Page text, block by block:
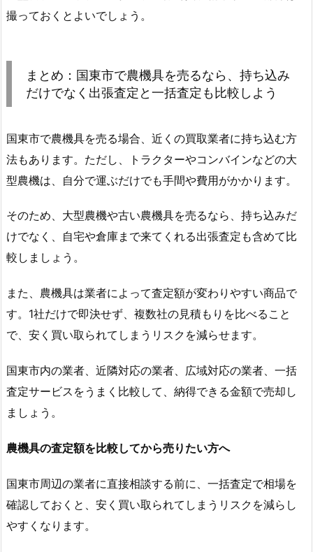
撮っておくとよいでしょう。
まとめ：国東市で農機具を売るなら、持ち込み
だけでなく出張査定と一括査定も比較しよう
国東市で農機具を売る場合、近くの買取業者に持ち込む方
法もあります。ただし、トラクターやコンバインなどの大
型農機は、自分で運ぶだけでも手間や費用がかかります。
そのため、大型農機や古い農機具を売るなら、持ち込みだ
けでなく、自宅や倉庫まで来てくれる出張査定も含めて比
較しましょう。
また、農機具は業者によって査定額が変わりやすい商品で
す。1社だけで即決せず、複数社の見積もりを比べること
で、安く買い取られてしまうリスクを減らせます。
国東市内の業者、近隣対応の業者、広域対応の業者、一括
査定サービスをうまく比較して、納得できる金額で売却し
ましょう。
農機具の査定額を比較してから売りたい方へ
国東市周辺の業者に直接相談する前に、一括査定で相場を
確認しておくと、安く買い取られてしまうリスクを減らし
やすくなります。